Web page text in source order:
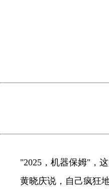
"2025，机器保姆" ，
黄晓庆说，自己疯狂